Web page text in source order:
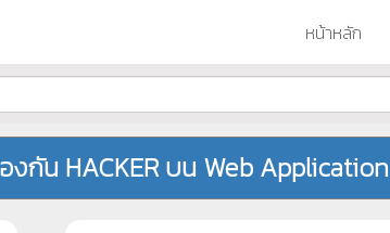
หน้าหลัก
กัน HACKER บน Web Application